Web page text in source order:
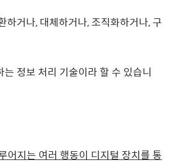
하거나, 대체하거나, 조직화하거나, 구
정보 처리 기술이라 할 수 있습니
어지는 여러 행동이 디지털 장치를 통